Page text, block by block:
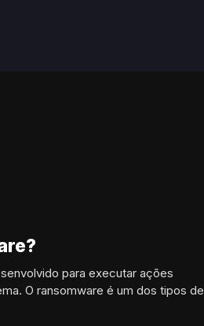
para executar ações
O ransomware é um dos tipos de